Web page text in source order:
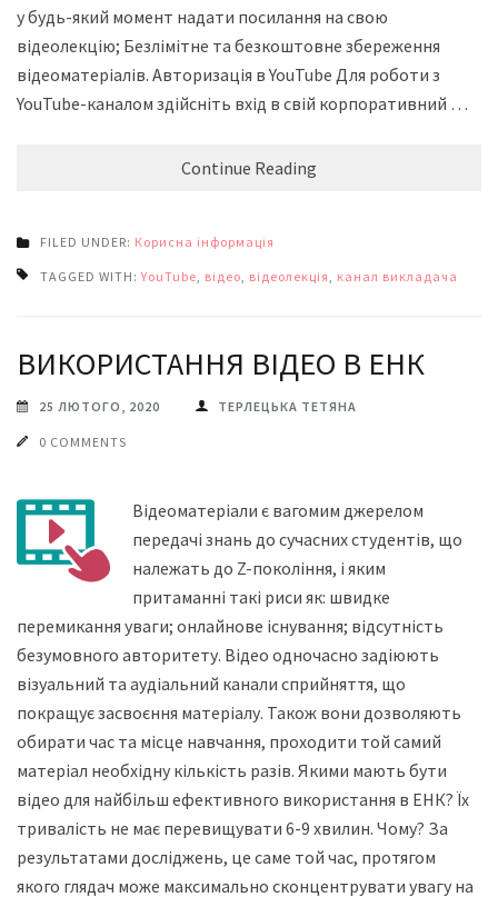
у будь-який момент надати посилання на свою
відеолекцію; Безлімітне та безкоштовне збереження
відеоматеріалів. Авторизація в YouTube Для роботи з
YouTube-каналом здійсніть вхід в свій корпоративний …
Continue Reading
FILED UNDER: Корисна інформація
TAGGED WITH:YouTube, відео, відеолекція, канал викладача
ВИКОРИСТАННЯ ВІДЕО В ЕНК
25 ЛЮТОГО, 2020 ТЕРЛЕЦЬКА ТЕТЯНА
0 COMMENTS
Відеоматеріали є вагомим джерелом
передачі знань до сучасних студентів, що
належать до Z-покоління, і яким
притаманні такі риси як: швидке
перемикання уваги; онлайнове існування; відсутність
безумовного авторитету. Відео одночасно задіюють
візуальний та аудіальний канали сприйняття, що
покращує засвоєння матеріалу. Також вони дозволяють
обирати час та місце навчання, проходити той самий
матеріал необхідну кількість разів. Якими мають бути
відео для найбільш ефективного використання в ЕНК? Їх
тривалість не має перевищувати 6-9 хвилин. Чому? За
результатами досліджень, це саме той час, протягом
якого глядач може максимально сконцентрувати увагу на